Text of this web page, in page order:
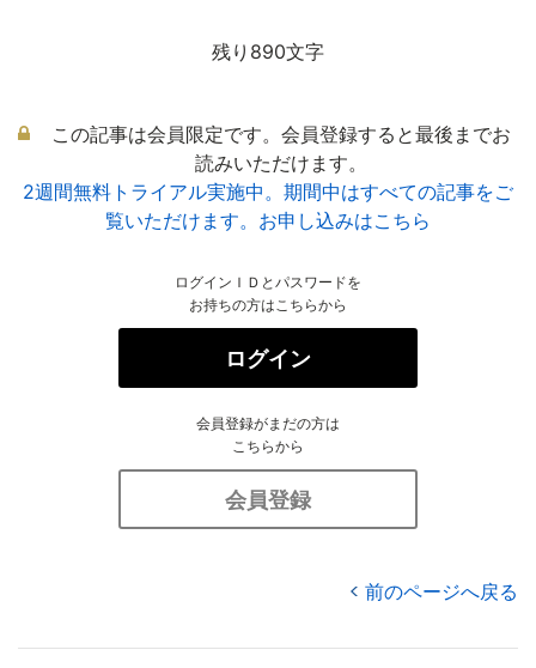
残り890文字
この記事は会員限定です。会員登録すると最後までお
読みいただけます。
2週間無料トライアル実施中。期間中はすべての記事をご
覧いただけます。お申し込みはこちら
ログインＩＤとパスワードを
お持ちの方はこちらから
ログイン
会員登録がまだの方は
こちらから
会員登録
前のページへ戻る